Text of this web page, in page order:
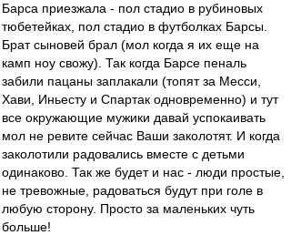
Барса приезжала - пол стадио в рубиновых
тюбетейках, пол стадио в футболках Барсы.
Брат сыновей брал (мол когда я их еще на
камп ноу свожу). Так когда Барсе пеналь
забили пацаны заплакали (топят за Месси,
Хави, Иньесту и Спартак одновременно) и тут
все окружающие мужики давай успокаивать
мол не ревите сейчас Ваши заколотят. И когда
заколотили радовались вместе с детьми
одинаково. Так же будет и нас - люди простые,
не тревожные, радоваться будут при голе в
любую сторону. Просто за маленьких чуть
больше!